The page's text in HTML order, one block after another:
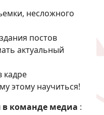
несложного
постов
актуальный
кадре
этому научиться!
команде медиа :